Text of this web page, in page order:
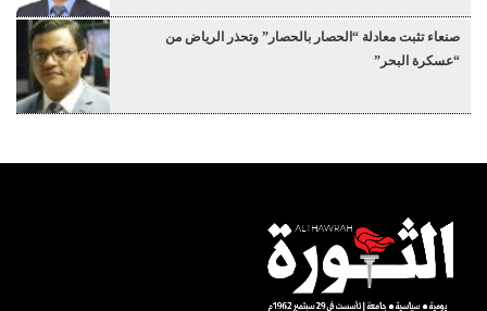
صنعاء تثبت معادلة “الحصار بالحصار” وتحذر الرياض من
“عسكرة البحر”